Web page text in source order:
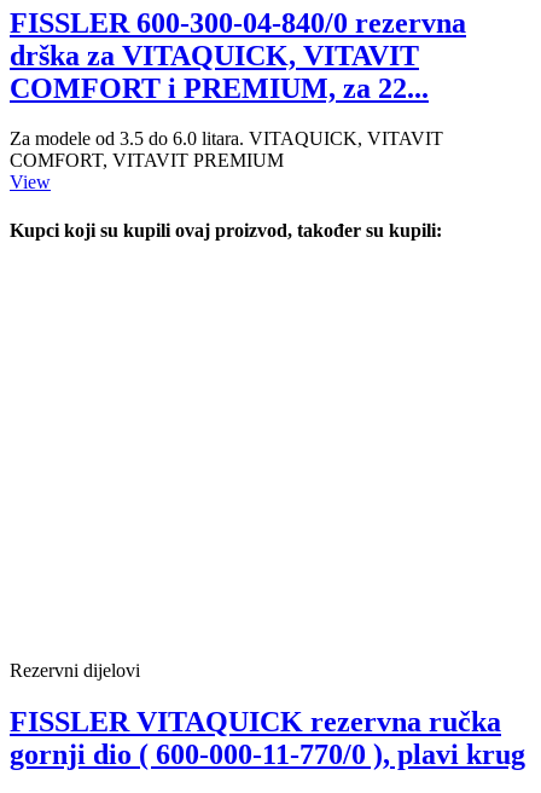
FISSLER 600-300-04-840/0 rezervna
drška za VITAQUICK, VITAVIT
COMFORT i PREMIUM, za 22...
Za modele od 3.5 do 6.0 litara. VITAQUICK, VITAVIT
COMFORT, VITAVIT PREMIUM
View
Kupci koji su kupili ovaj proizvod, također su kupili:
Rezervni dijelovi
FISSLER VITAQUICK rezervna ručka
gornji dio ( 600-000-11-770/0 ), plavi krug